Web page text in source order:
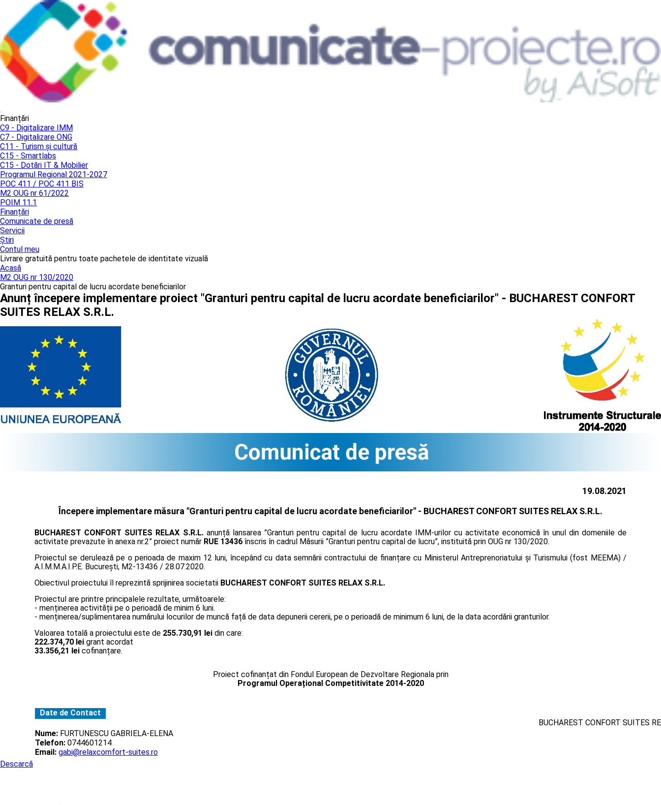
Finanțări
C9 - Digitalizare IMM
C7 - Digitalizare ONG
C11 - Turism și cultură
C15 - Smartlabs
C15 - Dotări IT & Mobilier
Programul Regional 2021-2027
POC 411 / POC 411 BIS
M2 OUG nr 61/2022
POIM 11.1
Finanțări
Comunicate de presă
Servicii
Știri
Contul meu
Livrare gratuită pentru toate pachetele de identitate vizuală
Acasă
M2 OUG nr 130/2020
Granturi pentru capital de lucru acordate beneficiarilor
Anunț începere implementare proiect "Granturi pentru capital de lucru acordate beneficiarilor" - BUCHAREST CONFORT
SUITES RELAX S.R.L.
19.08.2021
Începere implementare măsura "Granturi pentru capital de lucru acordate beneficiarilor" - BUCHAREST CONFORT SUITES RELAX S.R.L.
BUCHAREST CONFORT SUITES RELAX S.R.L.anunță lansarea ”Granturi pentru capital de lucru acordate IMM-urilor cu activitate economică în unul din domeniile de
activitate prevazute în anexa nr.2” proiect număr RUE 13436 înscris în cadrul Măsurii ”Granturi pentru capital de lucru”, instituită prin OUG nr 130/2020.
Proiectul se derulează pe o perioada de maxim 12 luni, începând cu data semnării contractului de finanțare cu Ministerul Antreprenoriatului și Turismului (fost MEEMA) /
A.I.M.M.A.I.P.E. București, M2-13436 / 28.07.2020.
Obiectivul proiectului îl reprezintă sprijinirea societatii BUCHAREST CONFORT SUITES RELAX S.R.L.
Proiectul are printre principalele rezultate, următoarele:
- menținerea activității pe o perioadă de minim 6 luni.
- menținerea/suplimentarea numărului locurilor de muncă față de data depunerii cererii, pe o perioadă de minimum 6 luni, de la data acordării granturilor.
Valoarea totală a proiectului este de 255.730,91 lei din care:
222.374,70 lei grant acordat
33.356,21 lei cofinanțare.
Proiect cofinanțat din Fondul European de Dezvoltare Regionala prin
Programul Operațional Competitivitate 2014-2020
Date de Contact
Nume: FURTUNESCU GABRIELA-ELENA
Telefon: 0744601214
Email: gabi@relaxcomfort-suites.ro
BUCHAREST CONFORT SUITES
Descarcă